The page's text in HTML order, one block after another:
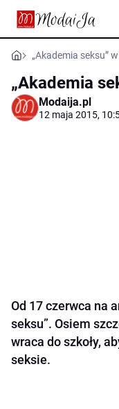
„Akademia seksu”
„Akademia
Modaija.pl
12 maja 2015,
Od 17 czerwca na
seksu”. Osiem
wraca do szkoły,
seksie.